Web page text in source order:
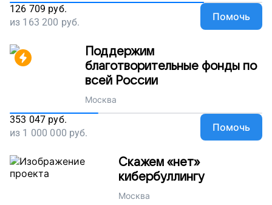
126 709 руб.
из 163 200 руб. Помочь
Поддержим
благотворительные фонды по
всей России
Москва
353 047 руб.
из 1 000 000 руб. Помочь
Скажем «нет»
кибербуллингу
Москва